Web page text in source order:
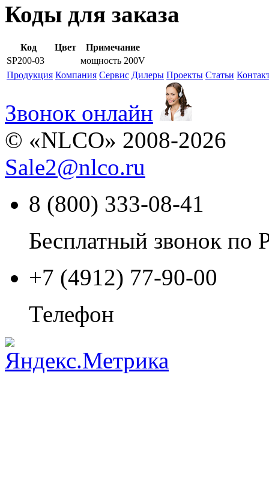
Коды для заказа
Код Цвет
Примечание
SP200-03
мощность 200V
Продукция Компания Сервис Дилеры Проекты Статьи
Звонок онлайн
© «NLCO» 2008-2026
Sale2@nlco.ru
8 (800) 333-08-41
Бесплатный звонок по
+7 (4912) 77-90-00
Телефон